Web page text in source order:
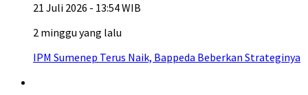
21 Juli 2026 - 13:54 WIB
2 minggu yang lalu
IPM Sumenep Terus Naik, Bappeda Beberkan Strateginya